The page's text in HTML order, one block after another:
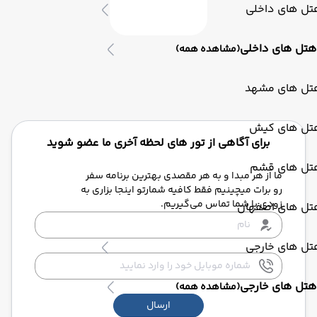
های داخلی
هتل های داخلی(مشاهده همه)
های مشهد
های کیش
های قشم
های اصفهان
های خارجی
هتل های خارجی(مشاهده همه)
برای آگاهی از تور های لحظه آخری ما عضو شوید
ما از هر مبدا و به هر مقصدی بهترین برنامه سفر
رو برات میچینیم فقط کافیه شمارتو اینجا بزاری به
زودی با شما تماس می‌گیریم.
ارسال